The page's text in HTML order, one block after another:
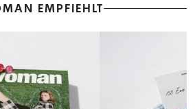
EMPFIEHLT